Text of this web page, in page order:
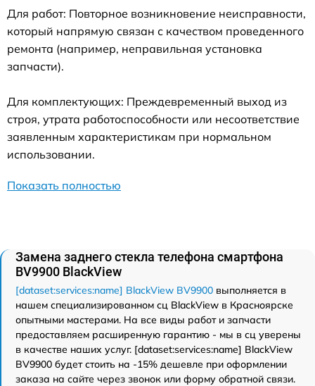
Для работ: Повторное возникновение неисправности,
который напрямую связан с качеством проведенного
ремонта (например, неправильная установка
запчасти).
Для комплектующих: Преждевременный выход из
строя, утрата работоспособности или несоответствие
заявленным характеристикам при нормальном
использовании.
Показать полностью
Замена заднего стекла телефона смартфона
BV9900 BlackView
[dataset:services:name] BlackView BV9900 выполняется в
нашем специализированном сц BlackView в Красноярске
опытными мастерами. На все виды работ и запчасти
предоставляем расширенную гарантию - мы в сц уверены
в качестве наших услуг. [dataset:services:name] BlackView
BV9900 будет стоить на -15% дешевле при оформлении
заказа на сайте через звонок или форму обратной связи.